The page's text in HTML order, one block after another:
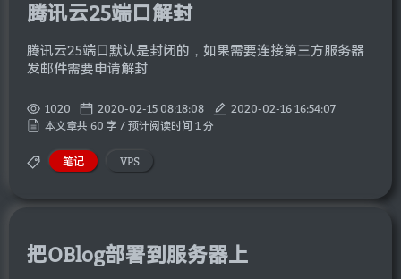
腾讯云25端口解封
腾讯云25端口默认是封闭的，如果需要连接第三方服务器
发邮件需要申请解封
1020 2020-02-15 08:18:08
2020-02-16 16:54:07
本文章共 60 字 / 预计阅读时间 1 分
笔记 VPS
把OBlog部署到服务器上